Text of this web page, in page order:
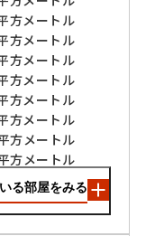
方メートル
方メートル
方メートル
方メートル
方メートル
方メートル
方メートル
方メートル
る部屋をみる